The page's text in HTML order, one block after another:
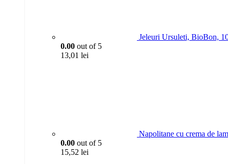
Jeleuri Ursuleti, BioBon,
0.00 out of 5
13,01 lei
Napolitane cu crema de
0.00 out of 5
15,52 lei